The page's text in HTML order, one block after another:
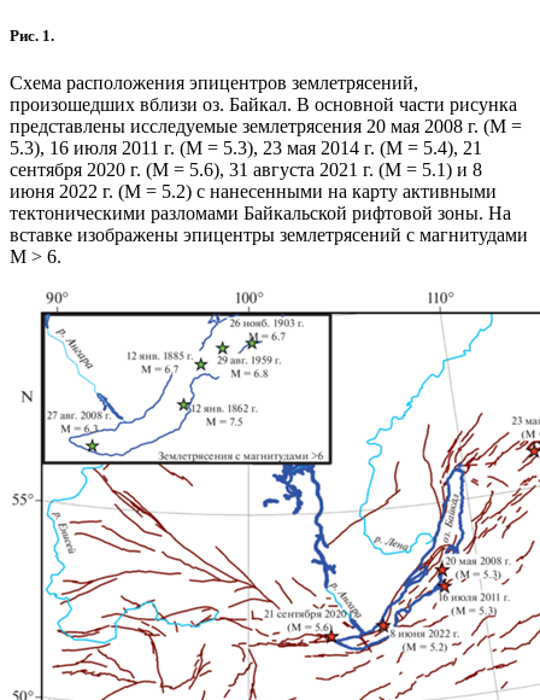
Рис. 1.
Схема расположения эпицентров землетрясений,
произошедших вблизи оз. Байкал. В основной части рисунка
представлены исследуемые землетрясения 20 мая 2008 г. (М =
5.3), 16 июля 2011 г. (М = 5.3), 23 мая 2014 г. (М = 5.4), 21
сентября 2020 г. (М = 5.6), 31 августа 2021 г. (М = 5.1) и 8
июня 2022 г. (М = 5.2) с нанесенными на карту активными
тектоническими разломами Байкальской рифтовой зоны. На
вставке изображены эпицентры землетрясений с магнитудами
М > 6.